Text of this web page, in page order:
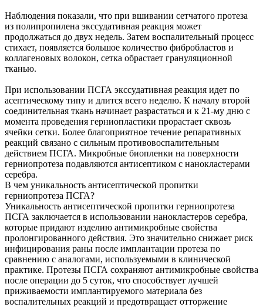
Наблюдения показали, что при вшивании сетчатого протеза
из полипропилена экссудативная реакция может
продолжаться до двух недель. Затем воспалительный процесс
стихает, появляется большое количество фибробластов и
коллагеновых волокон, сетка обрастает грануляционной
тканью.
При использовании ПСГА экссудативная реакция идет по
асептическому типу и длится всего неделю. К началу второй
соединительная ткань начинает разрастаться и к 21-му дню с
момента проведения герниопластики прорастает сквозь
ячейки сетки. Более благоприятное течение репаративных
реакций связано с сильным противовоспалительным
действием ПСГА. Микробные биопленки на поверхности
герниопротеза подавляются антисептиком с нанокластерами
серебра.
В чем уникальность антисептической пропитки
герниопротеза ПСГА?
Уникальность антисептической пропитки герниопротеза
ПСГА заключается в использовании нанокластеров серебра,
которые придают изделию антимикробные свойства
пролонгированного действия. Это значительно снижает риск
инфицирования раны после имплантации протеза по
сравнению с аналогами, используемыми в клинической
практике. Протезы ПСГА сохраняют антимикробные свойства
после операции до 5 суток, что способствует лучшей
приживаемости имплантируемого материала без
воспалительных реакций и предотвращает отторжение